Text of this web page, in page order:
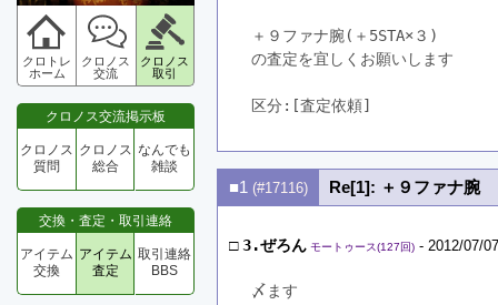
クロトレ
ホーム
クロノス
交流
クロノス
取引
クロノス交流掲示板
クロノス
質問
クロノス
総合
なんでも
雑談
交換・査定・取引連絡
アイテム
交換
アイテム
査定
取引連絡
BBS
＋９ファナ腕(＋5STA×３)
の査定を宜しくお願いします
区分:[査定依頼]
■1 (#17116) Re[1]: ＋９ファナ腕
□3.ぜろん モートゥース(127回) - 2012/07/
〆ます